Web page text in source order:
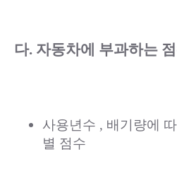
다. 자동차에 부과하는
사용년수 , 배기량에
별 점수